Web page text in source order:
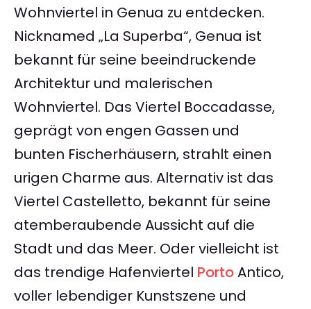
Wohnviertel in Genua zu entdecken.
Nicknamed „La Superba“, Genua ist
bekannt für seine beeindruckende
Architektur und malerischen
Wohnviertel. Das Viertel Boccadasse,
geprägt von engen Gassen und
bunten Fischerhäusern, strahlt einen
urigen Charme aus. Alternativ ist das
Viertel Castelletto, bekannt für seine
atemberaubende Aussicht auf die
Stadt und das Meer. Oder vielleicht ist
das trendige Hafenviertel PortoAntico,
voller lebendiger Kunstszene und